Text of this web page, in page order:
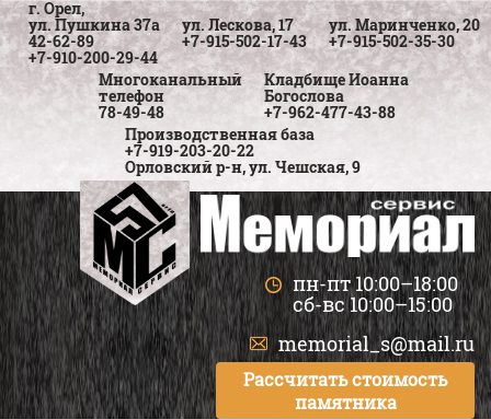
г. Орел,
ул. Пушкина 37а
42-62-89
+7-910-200-29-44
ул. Лескова, 17
+7-915-502-17-43
ул. Маринченко, 20
+7-915-502-35-30
Многоканальный
телефон
78-49-48
Кладбище Иоанна
Богослова
+7-962-477-43-88
Производственная база
+7-919-203-20-22
Орловский р-н, ул. Чешская, 9
пн-пт 10:00–18:00
сб-вс 10:00–15:00
memorial_s@mail.ru
Рассчитать стоимость
памятника